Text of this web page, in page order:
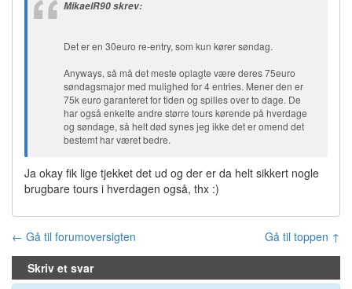
MikaelR90 skrev:
Det er en 30euro re-entry, som kun kører søndag.
Anyways, så må det meste oplagte være deres 75euro
søndagsmajor med mulighed for 4 entries. Mener den er
75k euro garanteret for tiden og spilles over to dage. De
har også enkelte andre større tours kørende på hverdage
og søndage, så helt død synes jeg ikke det er omend det
bestemt har været bedre.
Ja okay fik lige tjekket det ud og der er da helt sikkert nogle
brugbare tours i hverdagen også, thx :)
← Gå til forumoversigten
Gå til toppen ↑
Skriv et svar